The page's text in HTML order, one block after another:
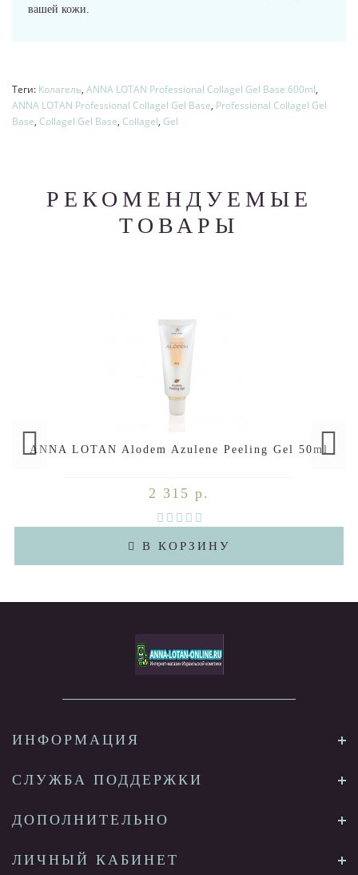
вашей кожи.
Теги: Колагель, ANNA LOTAN Professional Collagel Gel Base 600ml,
ANNA LOTAN Professional Collagel Gel Base, Professional Collagel Gel
Base, Collagel Gel Base, Collagel, Gel
РЕКОМЕНДУЕМЫЕ
ТОВАРЫ
ANNA LOTAN Alodem Azulene Peeling Gel 50ml
2 315 р.
В КОРЗИНУ
ИНФОРМАЦИЯ
СЛУЖБА ПОДДЕРЖКИ
ДОПОЛНИТЕЛЬНО
ЛИЧНЫЙ КАБИНЕТ